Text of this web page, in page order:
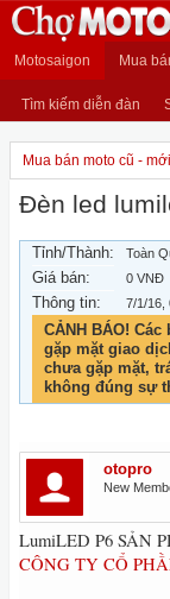
Motosaigon Mua
Tìm kiếm diễn đàn
Mua bán moto cũ - mới
Đèn led
Tỉnh/Thành: Toàn
Giá bán: 0 VNĐ
Thông tin: 7/1/16
CẢNH BÁO!
gặp mặt giao
chưa gặp mặt,
không đúng sự
otopro
New
LumiLED P6 SẢN
CÔNG TY CỔ